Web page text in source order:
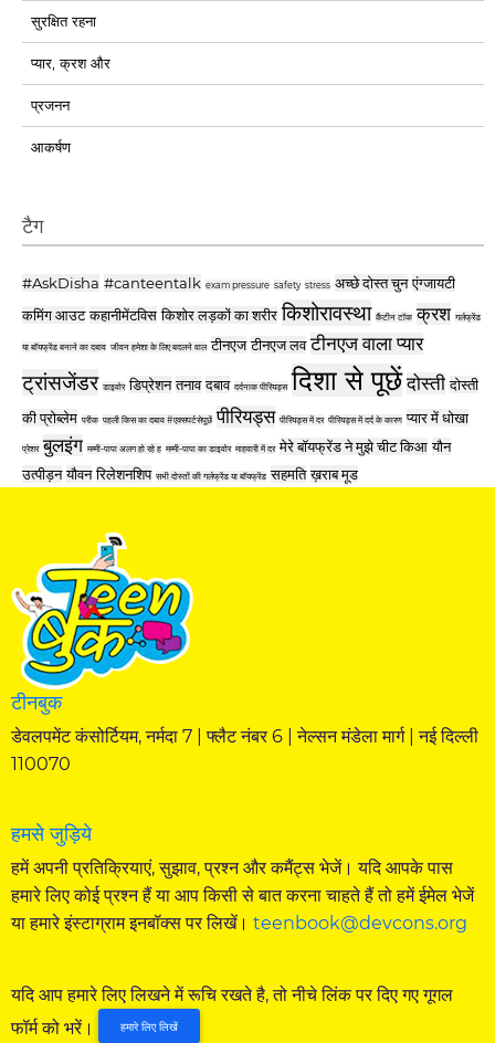
सुरक्षित रहना
प्यार, क्रश और
प्रजनन
आकर्षण
टैग
#AskDisha #canteentalk exam pressure safety stress अच्छे दोस्त चुन एंग्जायटी
कमिंग आउट कहानीमेंटविस किशोर लड़कों का शरीर किशोरावस्था कैंटीन टॉक क्रश गर्लफ्रेंड
या बॉयफ्रेंड बनाने का दबाव जीवन हमेशा के लिए बदलने वाल टीनएज टीनएज लव टीनएज वाला प्यार
ट्रांसजेंडर डाइवोर डिप्रेशन तनाव दबाव दर्दनाक पीरियड्स दिशा से पूछें दोस्ती दोस्ती
की प्रोब्लेम परीक पहली किस का दबाव #एक्सपर्टसेपूछें पीरियड्स पीरियड्स में दर पीरियड्स में दर्द के कारण प्यार में धोखा
प्रेशर बुलइंग मम्मी-पापा अलग हो रहे ह मम्मी-पापा का डाइवोर माहवारी में दर मेरे बॉयफ्रेंड ने मुझे चीट किआ यौन
उत्पीड़न यौवन रिलेशनशिप सभी दोस्तों की गर्लफ्रेंड या बॉयफ्रेंड सहमति ख़राब मूड
टीनबुक
डेवलपमेंट कंसोर्टियम, नर्मदा 7 | फ्लैट नंबर 6 | नेल्सन मंडेला मार्ग | नई दिल्ली
110070
हमसे जुड़िये
हमें अपनी प्रतिक्रियाएं, सुझाव, प्रश्न और कमैंट्स भेजें। यदि आपके पास
हमारे लिए कोई प्रश्न हैं या आप किसी से बात करना चाहते हैं तो हमें ईमेल भेजें
या हमारे इंस्टाग्राम इनबॉक्स पर लिखें।teenbook@devcons.org
यदि आप हमारे लिए लिखने में रूचि रखते है, तो नीचे लिंक पर दिए गए गूगल
फॉर्म को भरें।
हमारे लिए लिखें